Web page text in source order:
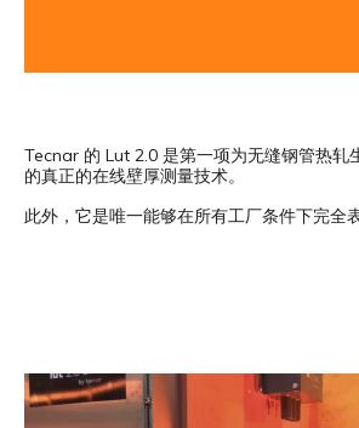
Tecnar 的 Lut 2.0 是第一项为无缝钢管热轧
的真正的在线壁厚测量技术。
此外，它是唯一能够在所有工厂条件下完全